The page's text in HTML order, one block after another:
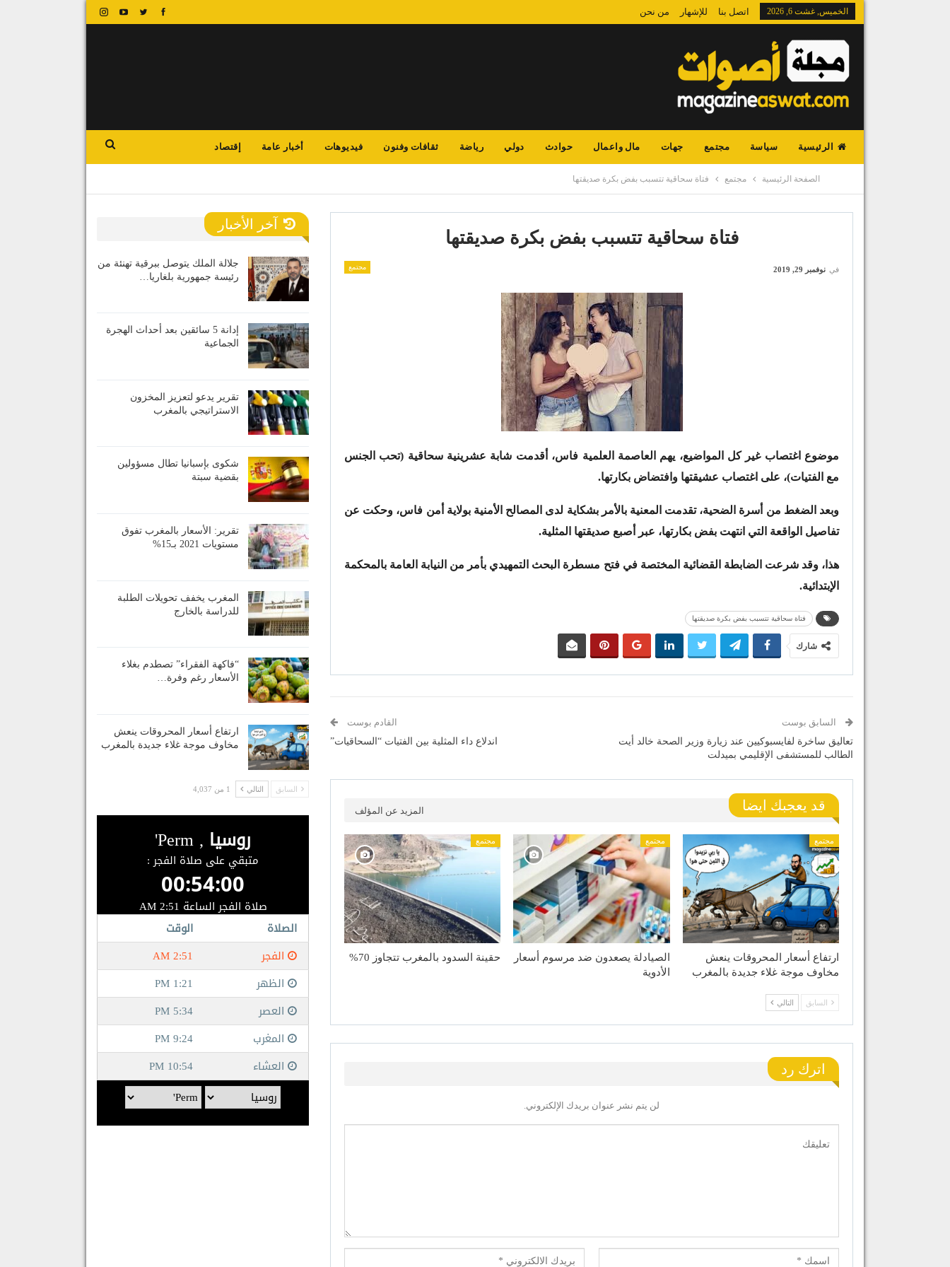
الخميس, غشت 6, 2026 اتصل بنا للإشهار من نحن
الرئيسية سياسة مجتمع جهات مال واعمال حوادث دولي رياضة ثقافات وفنون فيديوهات أخبار عامة إقتصاد
الصفحة الرئيسية مجتمع فتاة سحاقية تتسبب بفض بكرة صديقتها
فتاة سحاقية تتسبب بفض بكرة صديقتها
مجتمع في نوفمبر 29, 2019
موضوع اغتصاب غير كل المواضيع، يهم العاصمة العلمية فاس، أقدمت شابة عشرينية سحاقية (تحب الجنس
مع الفتيات)، على اغتصاب عشيقتها وافتضاض بكارتها.
وبعد الضغط من أسرة الضحية، تقدمت المعنية بالأمر بشكاية لدى المصالح الأمنية بولاية أمن فاس، وحكت عن
تفاصيل الواقعة التي انتهت بفض بكارتها، عبر أصبع صديقتها المثلية.
هذا، وقد شرعت الضابطة القضائية المختصة في فتح مسطرة البحث التمهيدي بأمر من النيابة العامة بالمحكمة
الإبتدائية.
فتاة سحاقية تتسبب بفض بكرة صديقتها
شارك
السابق بوست
تعاليق ساخرة لفايسبوكيين عند زيارة وزير الصحة خالد أيت
الطالب للمستشفى الإقليمي بميدلت
القادم بوست
اندلاع داء المثلية بين الفتيات “السحاقيات”
قد يعجبك ايضا المزيد عن المؤلف
مجتمع
ارتفاع أسعار المحروقات ينعش
مخاوف موجة غلاء جديدة بالمغرب
مجتمع
الصيادلة يصعدون ضد مرسوم أسعار
الأدوية
مجتمع
حقينة السدود بالمغرب تتجاوز 70%
السابق التالي
اترك رد
لن يتم نشر عنوان بريدك الإلكتروني.
آخر الأخبار
جلالة الملك يتوصل ببرقية تهنئة من
رئيسة جمهورية بلغاريا…
إدانة 5 سائقين بعد أحداث الهجرة
الجماعية
تقرير يدعو لتعزيز المخزون
الاستراتيجي بالمغرب
شكوى بإسبانيا تطال مسؤولين
بقضية سبتة
تقرير: الأسعار بالمغرب تفوق
مستويات 2021 بـ15%
المغرب يخفف تحويلات الطلبة
للدراسة بالخارج
“فاكهة الفقراء” تصطدم بغلاء
الأسعار رغم وفرة…
ارتفاع أسعار المحروقات ينعش
مخاوف موجة غلاء جديدة بالمغرب
السابق التالي 1 من 4,037